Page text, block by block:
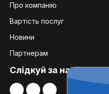
Про компанію
Вартість послуг
Новини
Партнерам
Слідкуй за нами: